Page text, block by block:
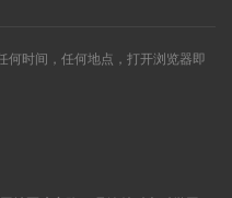
何时间，任何地点，打开浏览器即